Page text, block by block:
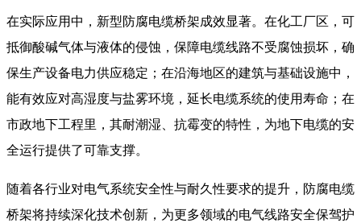
在实际应用中，新型防腐电缆桥架成效显著。在化工厂区，可
抵御酸碱气体与液体的侵蚀，保障电缆线路不受腐蚀损坏，确
保生产设备电力供应稳定；在沿海地区的建筑与基础设施中，
能有效应对高湿度与盐雾环境，延长电缆系统的使用寿命；在
市政地下工程里，其耐潮湿、抗霉变的特性，为地下电缆的安
全运行提供了可靠支撑。​
随着各行业对电气系统安全性与耐久性要求的提升，防腐电缆
桥架将持续深化技术创新，为更多领域的电气线路安全保驾护